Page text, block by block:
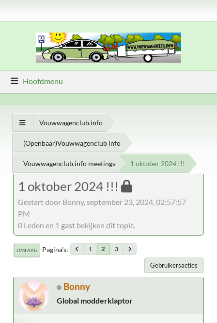
Hoofdmenu
Vouwwagenclub.info
(Openbaar)Vouwwagenclub info
Vouwwagenclub.info meetings 1 oktober 2024 !!!
1 oktober 2024 !!!
Gestart door Bonny, september 23, 2024, 02:57:57
PM
0 Leden en 1 gast bekijken dit topic.
OMLAAG Pagina's 1 2 3
Gebruikersacties
Bonny
Global modderklaptor